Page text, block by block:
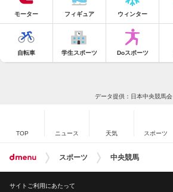
モーター フィギュア ウィンター
自転車 学生スポーツ Doスポーツ
データ提供：日本中央競馬会
TOP ニュース 天気 スポーツ
スポーツ 中央競馬
サイトご利用にあたって